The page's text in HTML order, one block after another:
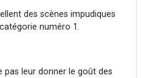
des scènes impudiques
numéro 1.
pas leur donner le goût des